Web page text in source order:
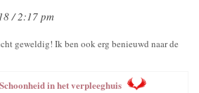
/ 2:17 pm
geweldig! Ik ben ook erg benieuwd naar de
Schoonheid in het verpleeghuis